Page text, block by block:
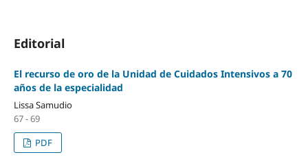
Editorial
El recurso de oro de la Unidad de Cuidados Intensivos a 70
años de la especialidad
Lissa Samudio
67 - 69
PDF